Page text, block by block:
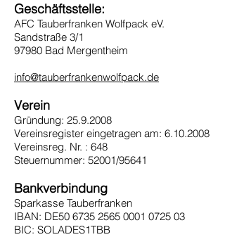
Geschäftsstelle:
AFC Tauberfranken Wolfpack eV.
Sandstraße 3/1
97980 Bad Mergentheim
info@tauberfrankenwolfpack.de
Verein
Gründung: 25.9.2008
Vereinsregister eingetragen am: 6.10.2008
Vereinsreg. Nr. : 648
Steuernummer: 52001/95641
Bankverbindung
Sparkasse Tauberfranken
IBAN: DE50 6735 2565 0001 0725 03
BIC: SOLADES1TBB